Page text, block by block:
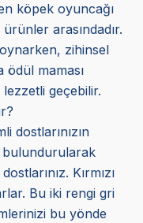
köpek oyuncağı
arasındadır.
zihinsel
ödül maması
geçebilir.
dostlarınızın
bulundurularak
Kırmızı
Bu iki rengi gri
bu yönde